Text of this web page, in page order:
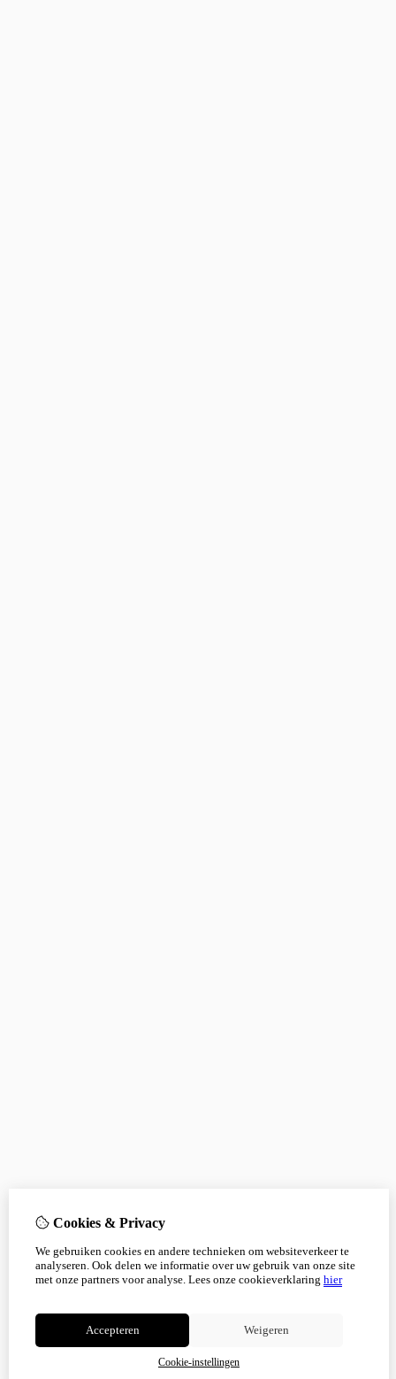
Cookies & Privacy
We gebruiken cookies en andere technieken om websiteverkeer te
analyseren. Ook delen we informatie over uw gebruik van onze site
met onze partners voor analyse. Lees onze cookieverklaring hier
Accepteren Weigeren
Cookie-instellingen